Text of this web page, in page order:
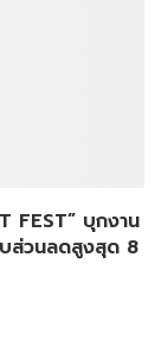
FEST” บุกงาน
ส่วนลดสูงสุด 8